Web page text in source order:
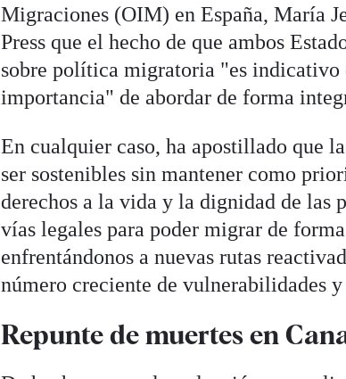
Migraciones (OIM) en España, María
Press que el hecho de que ambos
sobre política migratoria "es
importancia" de abordar de forma
En cualquier caso, ha apostillado que
ser sostenibles sin mantener como
derechos a la vida y la dignidad de las
vías legales para poder migrar de
enfrentándonos a nuevas rutas
número creciente de vulnerabilidades
Repunte de muertes en